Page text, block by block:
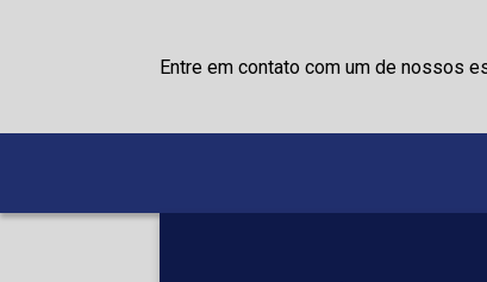
Entre em contato com um de nossos